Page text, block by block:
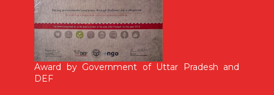
Award by Government of Uttar Pradesh and
DEF